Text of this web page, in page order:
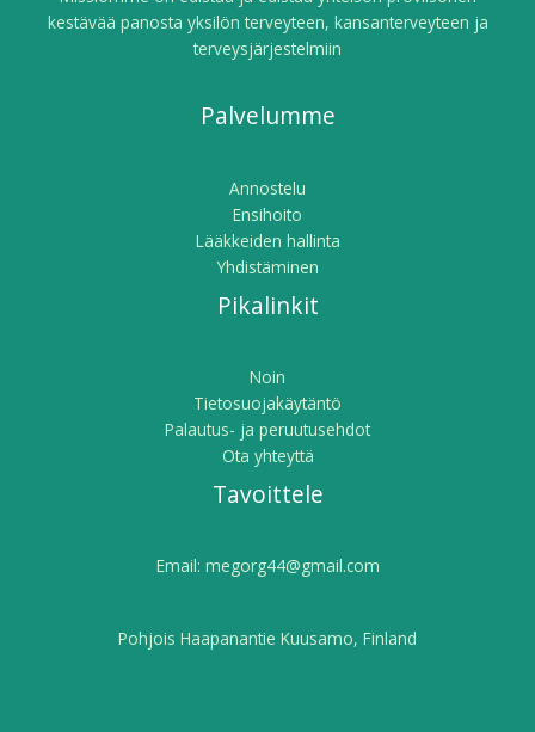
kestävää panosta yksilön terveyteen, kansanterveyteen ja
terveysjärjestelmiin
Palvelumme
Annostelu
Ensihoito
Lääkkeiden hallinta
Yhdistäminen
Pikalinkit
Noin
Tietosuojakäytäntö
Palautus- ja peruutusehdot
Ota yhteyttä
Tavoittele
Email: megorg44@gmail.com
Pohjois Haapanantie Kuusamo, Finland